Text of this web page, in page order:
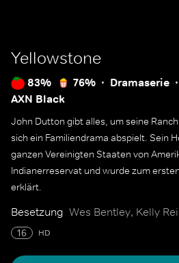
Yellowstone
83% 76% Dramaserie
AXN Black
John Dutton gibt alles, um seine
sich ein Familiendrama abspielt. Sein
ganzen Vereinigten Staaten von
Indianerreservat und wurde zum
erklärt.
Besetzung Wes Bentley, Kelly
16 HD